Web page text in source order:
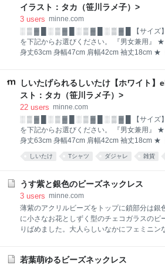
イラスト：タカ（笹川ラメ子）>
3 users minne.com
░ ▒ ▓ █ ░ ▒ ▓ █ ░ ▒ ▓ █ ░ ▒ ▓ █ 【サイズ
を下記からお選びください。 『男女兼用』 ★
身丈63cm 身幅47cm 肩幅42cm 袖丈18cm ★
75cm 身幅60cm 肩幅55cm 袖丈23cm ★【Ｘ
丈80cm 身幅65cm 肩幅59cm 袖丈25cm ★【
Ｌ】 身丈83cm 身幅70cm 肩幅61cm 袖丈
ず、サイズをオプションからお選び頂くか、
記載してください。 表記がない場合は、納期
遅れる可能性があります。 ░ ▒ ▓ █ ░ ▒ ▓ █
です。 オプションから色変更をお
しいたげられるしいたけ【ホワイト】
スト：タカ（笹川ラメ子）>
22 users minne.com
░ ▒ ▓ █ ░ ▒ ▓ █ ░ ▒ ▓ █ ░ ▒ ▓ █ 【サイズ
を下記からお選びください。 『男女兼用』 ★
身丈63cm 身幅47cm 肩幅42cm 袖丈18cm ★
丈68cm 身幅52cm 肩幅46cm 袖丈22cm ★【
72cm 身幅55cm 肩幅50cm 袖丈22cm ★【Ｘ
丈80cm 身幅65cm 肩幅59cm 袖丈25cm ★【
Ｌ】 身丈83cm 身幅70cm 肩幅61cm 袖丈
ず、サイズをオプションからお選び頂くか、
記載してください。 表記がない場合は、納期
遅れる可能性があります。 ░ ▒ ▓ █ ░ ▒ ▓ █
しいたけ Tシャツ ダジャレ 雑貨
うす紫と銀色のビーズネックレス
3 users minne.com
薄紫のアクリルビーズをトップに鎖部分は銀
に小さなお花としずく型のチェコガラスのビ
りばめました。大人らしいなかにフェミニン
サイズ 大 直径16㎜ 小 直径12㎜ チェーン部分
若葉萌ゆるビーズネックレス